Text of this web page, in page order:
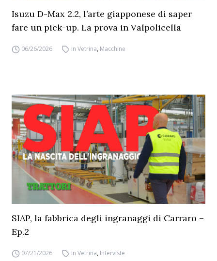
Isuzu D-Max 2.2, l’arte giapponese di saper
fare un pick-up. La prova in Valpolicella
06/26/2026 In Vetrina, Macchine
SIAP, la fabbrica degli ingranaggi di Carraro –
Ep.2
07/21/2026 In Vetrina, Interviste